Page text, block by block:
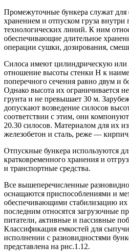
Промежуточные бункера служат для
хранением и отпуском груза внутри
технологических линий. К ним
обеспечивающие длительное
операции сушки, дозирования,
Силоса имеют цилиндрическую или
отношение высоты стенки Н к
поперечного сечения равно двум и
Однако высота их ограничивается
грунта и не превышает 30 м.
допускают возведение силосов
соответствии с этим, они
20.30 силосов. Материалом для их
железобетон и сталь, реже —
Отпускные бункера используются
кратковременного хранения и
и транспортные средства.
Все вышеперечисленные
оснащаются приспособлениями и
обеспечивающими стабилизацию
последним относятся загрузочные
питатели, активные и пассивные
Классификация емкостей для
исполнении с разновидностями
представлена на рис.1.12.